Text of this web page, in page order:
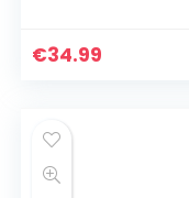
Go Kart Koppeling
40.41.420 Ketting –
Binnen Diameter
19MM
€34.99